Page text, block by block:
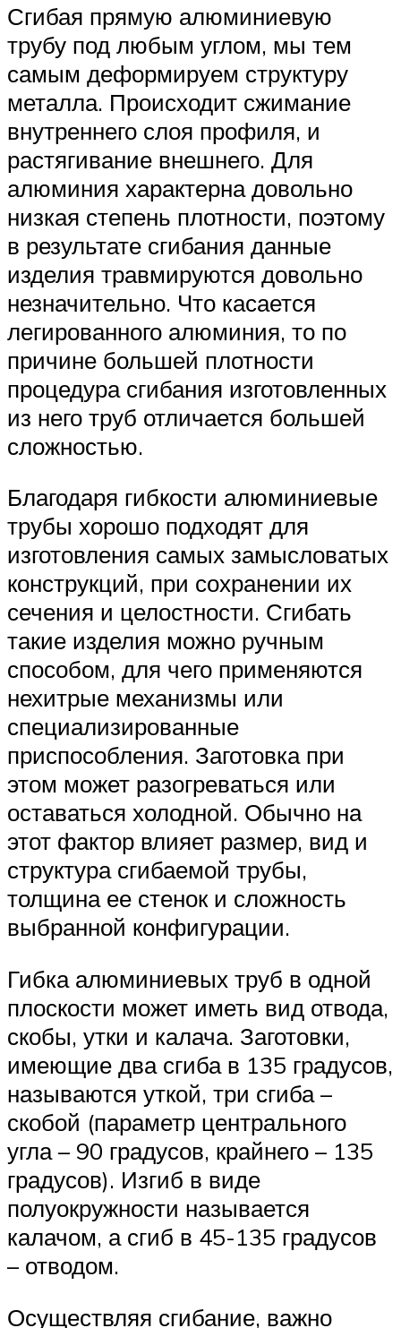
Сгибая прямую алюминиевую
трубу под любым углом, мы тем
самым деформируем структуру
металла. Происходит сжимание
внутреннего слоя профиля, и
растягивание внешнего. Для
алюминия характерна довольно
низкая степень плотности, поэтому
в результате сгибания данные
изделия травмируются довольно
незначительно. Что касается
легированного алюминия, то по
причине большей плотности
процедура сгибания изготовленных
из него труб отличается большей
сложностью.
Благодаря гибкости алюминиевые
трубы хорошо подходят для
изготовления самых замысловатых
конструкций, при сохранении их
сечения и целостности. Сгибать
такие изделия можно ручным
способом, для чего применяются
нехитрые механизмы или
специализированные
приспособления. Заготовка при
этом может разогреваться или
оставаться холодной. Обычно на
этот фактор влияет размер, вид и
структура сгибаемой трубы,
толщина ее стенок и сложность
выбранной конфигурации.
Гибка алюминиевых труб в одной
плоскости может иметь вид отвода,
скобы, утки и калача. Заготовки,
имеющие два сгиба в 135 градусов,
называются уткой, три сгиба –
скобой (параметр центрального
угла – 90 градусов, крайнего – 135
градусов). Изгиб в виде
полуокружности называется
калачом, а сгиб в 45-135 градусов
– отводом.
Осуществляя сгибание, важно